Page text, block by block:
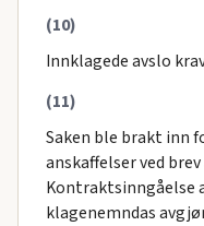
(10)
Innklagede avslo
(11)
Saken ble brakt inn
anskaffelser ved brev
Kontraktsinngåelse
klagenemndas